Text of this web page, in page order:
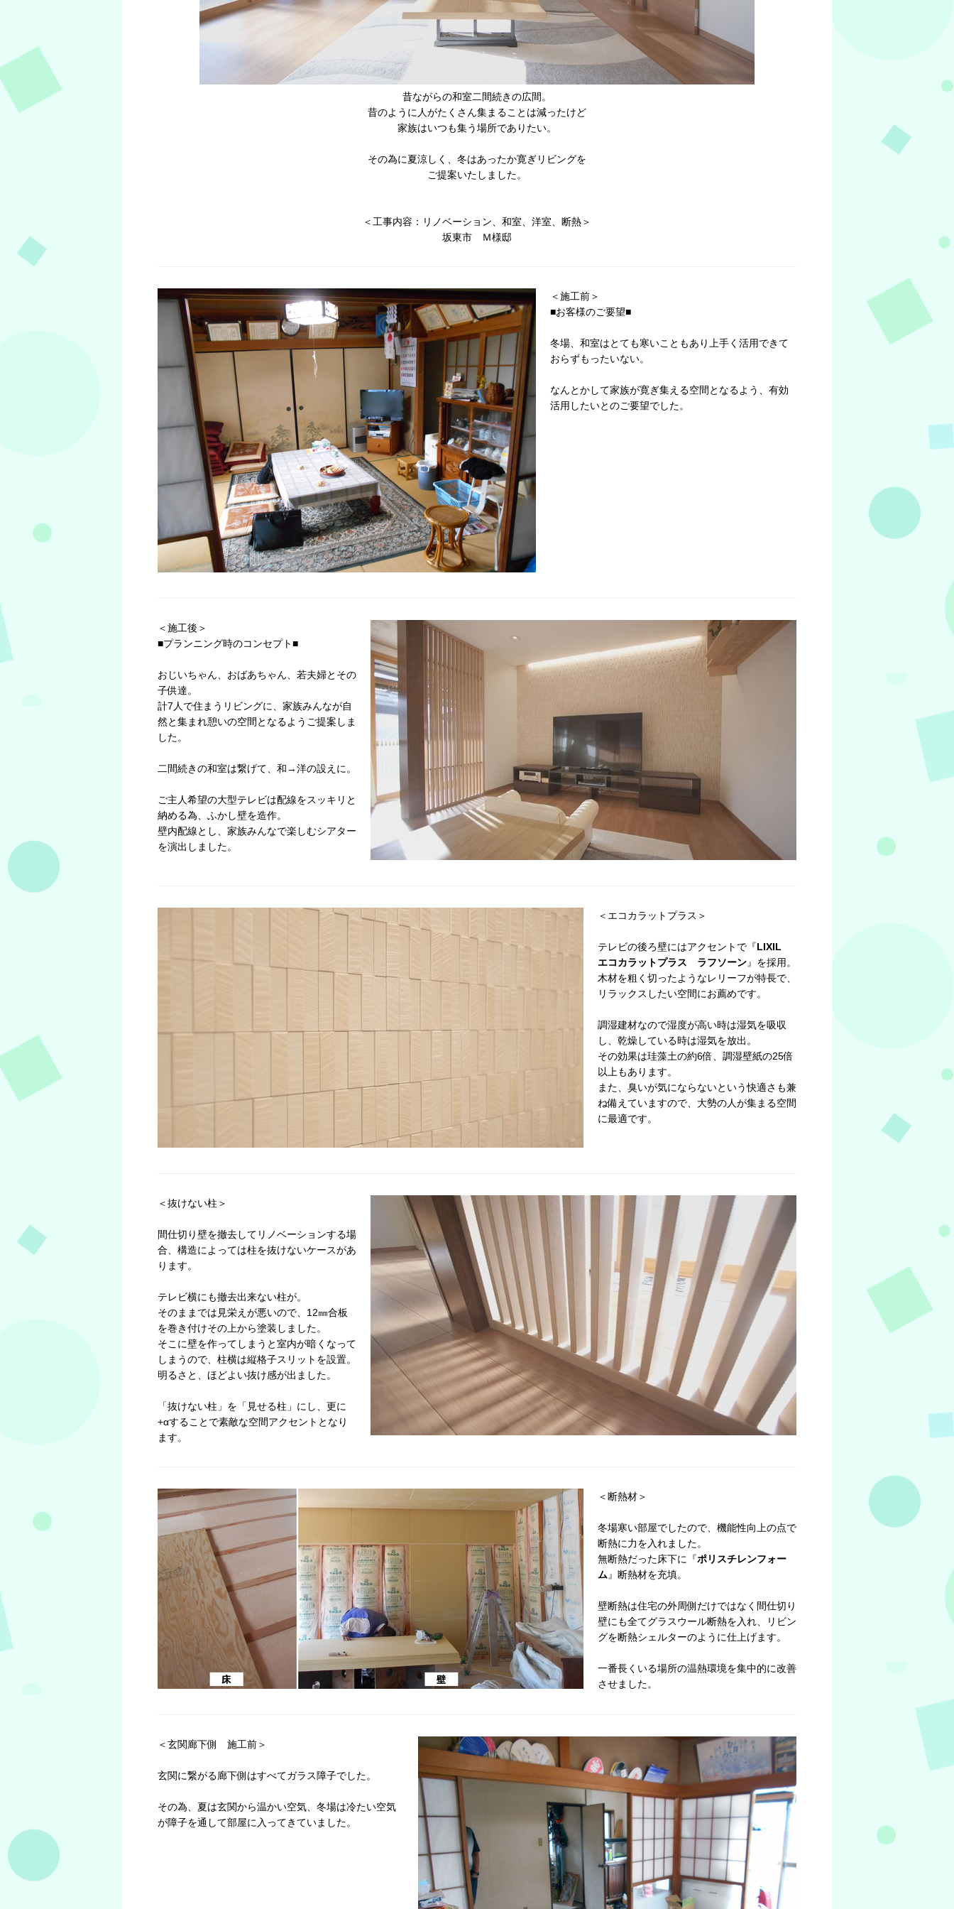
昔ながらの和室二間続きの広間。
昔のように人がたくさん集まることは減ったけど
家族はいつも集う場所でありたい。
その為に夏涼しく、冬はあったか寛ぎリビングを
ご提案いたしました。
＜工事内容：リノベーション、和室、洋室、断熱＞
坂東市 Ｍ様邸
＜施工前＞
■お客様のご要望■
冬場、和室はとても寒いこともあり上手く活用できて
おらずもったいない。
なんとかして家族が寛ぎ集える空間となるよう、有効
活用したいとのご要望でした。
＜施工後＞
■プランニング時のコンセプト■
おじいちゃん、おばあちゃん、若夫婦とその
子供達。
計7人で住まうリビングに、家族みんなが自
然と集まれ憩いの空間となるようご提案しま
した。
二間続きの和室は繋げて、和→洋の設えに。
ご主人希望の大型テレビは配線をスッキリと
納める為、ふかし壁を造作。
壁内配線とし、家族みんなで楽しむシアター
を演出しました。
＜エコカラットプラス＞
テレビの後ろ壁にはアクセントで『LIXIL
エコカラットプラス ラフソーン』を採用。
木材を粗く切ったようなレリーフが特長で、
リラックスしたい空間にお薦めです。
調湿建材なので湿度が高い時は湿気を吸収
し、乾燥している時は湿気を放出。
その効果は珪藻土の約6倍、調湿壁紙の25倍
以上もあります。
また、臭いが気にならないという快適さも兼
ね備えていますので、大勢の人が集まる空間
に最適です。
＜抜けない柱＞
間仕切り壁を撤去してリノベーションする場
合、構造によっては柱を抜けないケースがあ
ります。
テレビ横にも撤去出来ない柱が。
そのままでは見栄えが悪いので、12㎜合板
を巻き付けその上から塗装しました。
そこに壁を作ってしまうと室内が暗くなって
しまうので、柱横は縦格子スリットを設置。
明るさと、ほどよい抜け感が出ました。
「抜けない柱」を「見せる柱」にし、更に
+αすることで素敵な空間アクセントとなり
ます。
＜断熱材＞
冬場寒い部屋でしたので、機能性向上の点で
断熱に力を入れました。
無断熱だった床下に『ポリスチレンフォー
ム 』断熱材を充填。
壁断熱は住宅の外周側だけではなく間仕切り
壁にも全てグラスウール断熱を入れ、リビン
グを断熱シェルターのように仕上げます。
一番長くいる場所の温熱環境を集中的に改善
させました。
＜玄関廊下側 施工前＞
玄関に繋がる廊下側はすべてガラス障子でした。
その為、夏は玄関から温かい空気、冬場は冷たい空気
が障子を通して部屋に入ってきていました。